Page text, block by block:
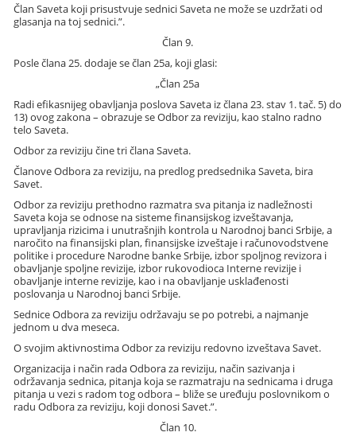
Član Saveta koji prisustvuje sednici Saveta ne može se uzdržati od
glasanja na toj sednici.”.
Član 9.
Posle člana 25. dodaje se član 25a, koji glasi:
„Član 25a
Radi efikasnijeg obavljanja poslova Saveta iz člana 23. stav 1. tač. 5) do
13) ovog zakona – obrazuje se Odbor za reviziju, kao stalno radno
telo Saveta.
Odbor za reviziju čine tri člana Saveta.
Članove Odbora za reviziju, na predlog predsednika Saveta, bira
Savet.
Odbor za reviziju prethodno razmatra sva pitanja iz nadležnosti
Saveta koja se odnose na sisteme finansijskog izveštavanja,
upravljanja rizicima i unutrašnjih kontrola u Narodnoj banci Srbije, a
naročito na finansijski plan, finansijske izveštaje i računovodstvene
politike i procedure Narodne banke Srbije, izbor spoljnog revizora i
obavljanje spoljne revizije, izbor rukovodioca Interne revizije i
obavljanje interne revizije, kao i na obavljanje usklađenosti
poslovanja u Narodnoj banci Srbije.
Sednice Odbora za reviziju održavaju se po potrebi, a najmanje
jednom u dva meseca.
O svojim aktivnostima Odbor za reviziju redovno izveštava Savet.
Organizacija i način rada Odbora za reviziju, način sazivanja i
održavanja sednica, pitanja koja se razmatraju na sednicama i druga
pitanja u vezi s radom tog odbora – bliže se uređuju poslovnikom o
radu Odbora za reviziju, koji donosi Savet.”.
Član 10.